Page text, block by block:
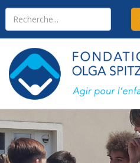
Type 2 or more characters
for results.